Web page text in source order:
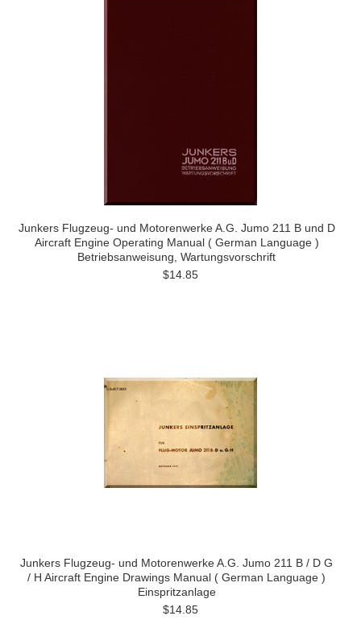
Junkers Flugzeug- und Motorenwerke A.G. Jumo 211 B und D
Aircraft Engine Operating Manual ( German Language )
Betriebsanweisung, Wartungsvorschrift
$14.85
Junkers Flugzeug- und Motorenwerke A.G. Jumo 211 B / D G
/ H Aircraft Engine Drawings Manual ( German Language )
Einspritzanlage
$14.85